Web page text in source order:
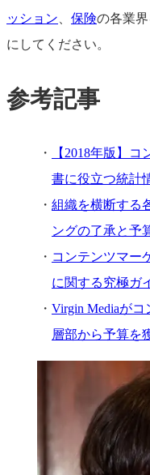
ッション
保険の各業
にしてください。
参考記事
【2018年版】
書に役立つ統計
組織を横断する
ングの了承と予
コンテンツマー
に関する究極ガ
Virgin Mediaが
層部から予算を